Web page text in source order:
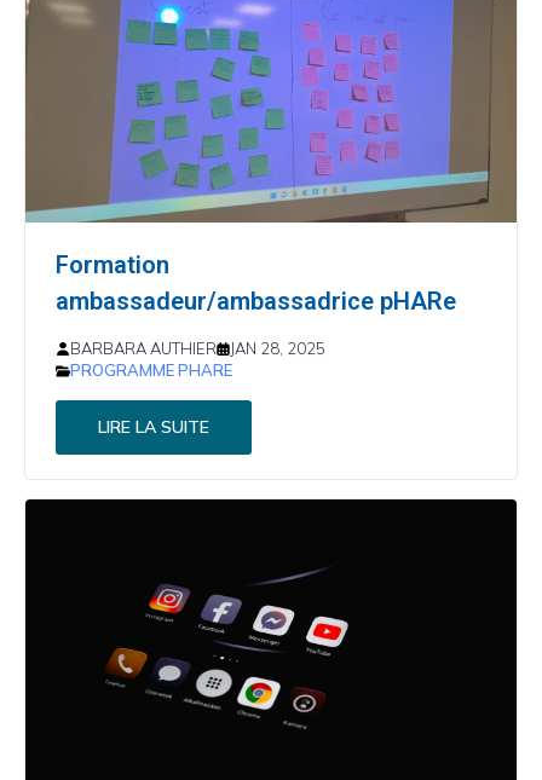
Formation
ambassadeur/ambassadrice pHARe
BARBARA AUTHIER
JAN 28, 2025
PROGRAMME PHARE
LIRE LA SUITE